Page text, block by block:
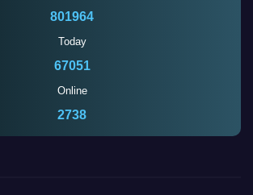
801964
Today
67051
Online
2735